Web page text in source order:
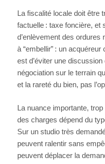
La fiscalité locale doit être
factuelle : taxe foncière, et
d’enlèvement des
à “embellir” : un
est d’éviter une
négociation sur le terrain
et la rareté du bien, pas
La nuance importante,
des charges dépend du
Sur un studio très
peuvent ralentir sans
peuvent déplacer la